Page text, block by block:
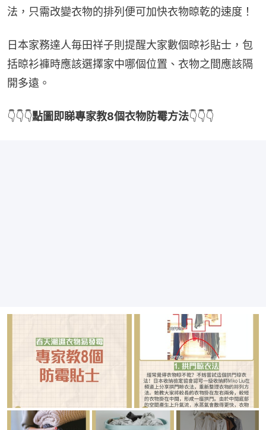
法，只需改變衣物的排列便可加快衣物晾乾的速度！
日本家務達人毎田祥子則提醒大家數個晾衫貼士，包
括晾衫褲時應該選擇家中哪個位置、衣物之間應該隔
開多遠。
👇👇👇點圖即睇專家教8個衣物防霉方法👇👇👇